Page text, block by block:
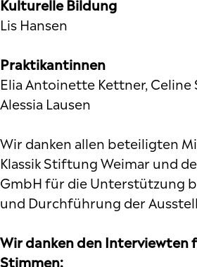
Kulturelle Bildung
Lis Hansen
Praktikantinnen
Elia Antoinette Kettner, Celine
Alessia Lausen
Wir danken allen beteiligten
Klassik Stiftung Weimar und
GmbH für die Unterstützung
und Durchführung der
Wir danken den Interviewten